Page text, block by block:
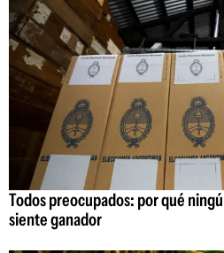
Todos preocupados: por qué
siente ganador